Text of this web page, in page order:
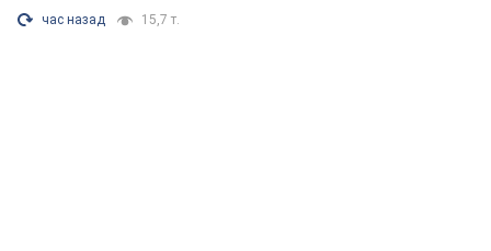
час назад 15,7 т.